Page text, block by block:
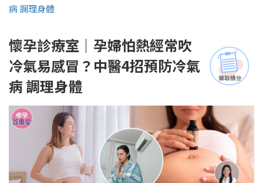
病 調理身體
懷孕診療室｜孕婦怕熱經常吹
冷氣易感冒？中醫4招預防冷氣
病 調理身體